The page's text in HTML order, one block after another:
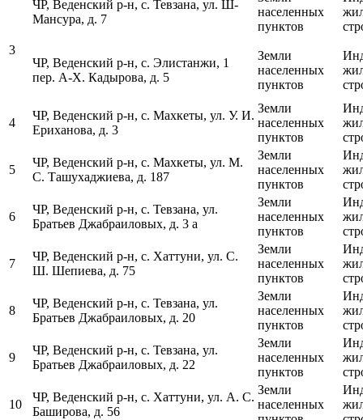
ЧР, Веденский р-н, с. Тевзана, ул. Ш-
Мансура, д. 7
населенных
пунктов
3
ЧР, Веденский р-н, с. Элистанжи, 1
пер. А-Х. Кадырова, д. 5
Земли
населенных
пунктов
4
ЧР, Веденский р-н, с. Махкеты, ул. У. И.
Ериханова, д. 3
Земли
населенных
пунктов
5
ЧР, Веденский р-н, с. Махкеты, ул. М.
С. Ташухаджиева, д. 187
Земли
населенных
пунктов
6
ЧР, Веденский р-н, с. Тевзана, ул.
Братьев Джабраиловых, д. 3 а
Земли
населенных
пунктов
7
ЧР, Веденский р-н, с. Хаттуни, ул. С.
Ш. Шепиева, д. 75
Земли
населенных
пунктов
8
ЧР, Веденский р-н, с. Тевзана, ул.
Братьев Джабраиловых, д. 20
Земли
населенных
пунктов
9
ЧР, Веденский р-н, с. Тевзана, ул.
Братьев Джабраиловых, д. 22
Земли
населенных
пунктов
10
ЧР, Веденский р-н, с. Хаттуни, ул. А. С.
Баширова, д. 56
Земли
населенных